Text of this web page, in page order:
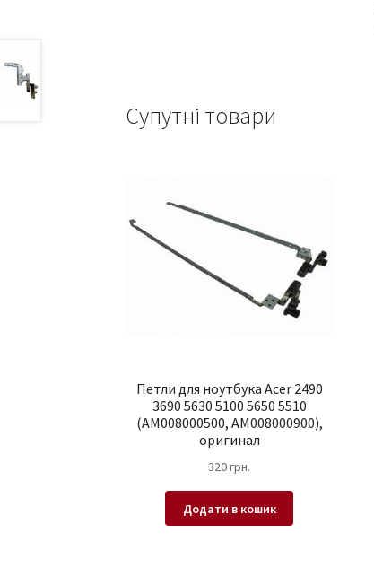
Супутні товари
Петли для ноутбука Acer 2490
3690 5630 5100 5650 5510
(AM008000500, AM008000900),
оригинал
320грн.
Додати в кошик